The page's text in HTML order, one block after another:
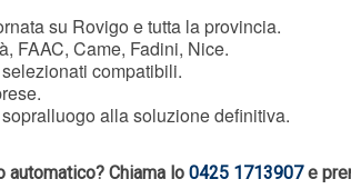
su Rovigo e tutta la provincia.
FAAC, Came, Fadini, Nice.
compatibili.
alla soluzione definitiva.
automatico? Chiama lo 0425 1713907e